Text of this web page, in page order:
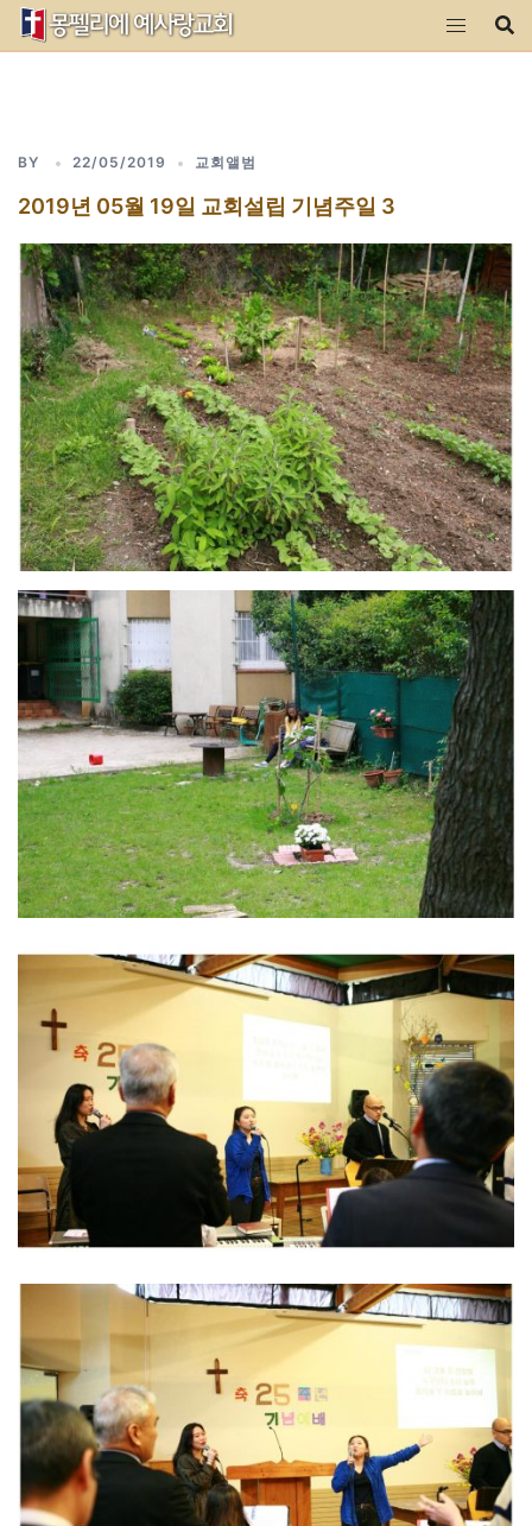
Skip
BY 22/05/2019 교회앨범
2019년 05월 19일 교회설립 기념주일 3